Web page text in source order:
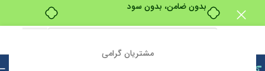
مشتریان گرامی
بدون ضامن، بدون سود